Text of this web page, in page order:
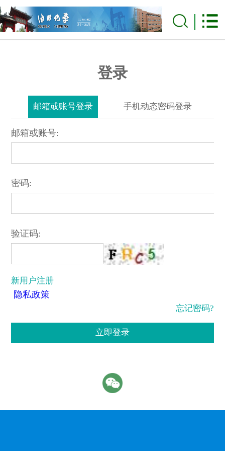
登录
邮箱或账号登录 手机动态密码登录
邮箱或账号:
密码:
验证码:
新用户注册
隐私政策
忘记密码?
立即登录